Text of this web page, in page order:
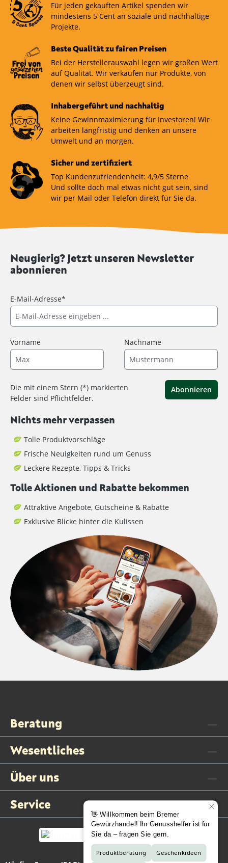
Für jeden gekauften Artikel spenden wir
mindestens 5 Cent an soziale und nachhaltige
Projekte.
Beste Qualität zu fairen Preisen
Bei der Herstellerauswahl legen wir großen Wert
auf Qualität. Wir verkaufen nur Produkte, von
denen wir selbst überzeugt sind.
Inhabergeführt und nachhaltig
Keine Gewinnmaximierung für Investoren! Wir
arbeiten langfristig und denken an unsere
Umwelt und an morgen.
Sicher und zertifiziert
Top Kundenzufriendenheit: 4,9/5 Sterne
Und sollte doch mal etwas nicht gut sein, sind
wir per Mail oder Telefon direkt für Sie da.
Neugierig? Jetzt unseren Newsletter
abonnieren
E-Mail-Adresse*
Vorname Nachname
Die mit einem Stern (*) markierten
Felder sind Pflichtfelder.
Abonnieren
Nichts mehr verpassen
Tolle Produktvorschläge
Frische Neuigkeiten rund um Genuss
Leckere Rezepte, Tipps & Tricks
Tolle Aktionen und Rabatte bekommen
Attraktive Angebote, Gutscheine & Rabatte
Exklusive Blicke hinter die Kulissen
Beratung
Wesentliches
Über uns
Service